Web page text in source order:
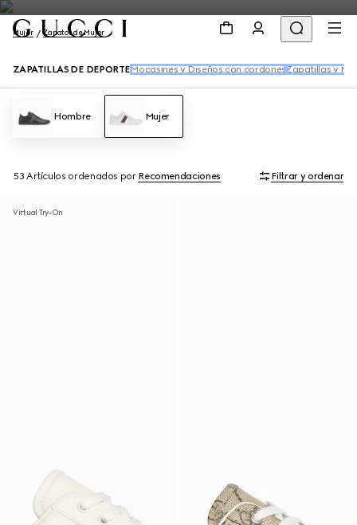
Mujer Zapatos de Mujer
ZAPATILLAS DE DEPORTE Mocasines y Diseños con cordones Zapatillas y
Hombre Mujer
53 Artículos ordenados por Recomendaciones Filtrar y ordenar
Virtual Try-On